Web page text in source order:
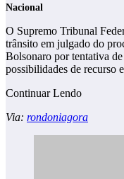
Nacional
O Supremo Tribunal
trânsito em julgado do
Bolsonaro por tentativa
possibilidades de recurso
Continuar Lendo
Via: rondoniagora